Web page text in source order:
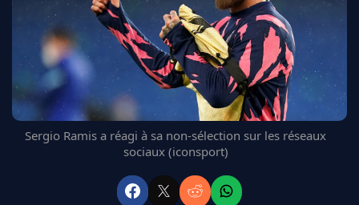
REAL MADRID
FC BARCELONE
MANCHESTER UNITED
CHELSEA
ARSENAL
BAYERN
L'AVIS DE LA RÉDAC'
Sergio Ramis a réagi à sa non-sélection sur les réseaux
sociaux (iconsport)